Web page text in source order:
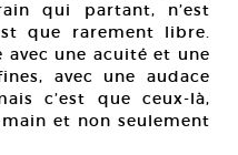
qui partant, n’est
que rarement libre.
avec une acuité et une
avec une audace
c’est que ceux-là,
et non seulement